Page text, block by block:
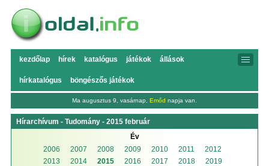
kezdőlap hírek katalógus játékok állások
hírkatalógus böngészős játékok
Ma augusztus 9, vasárnap, Emőd napja van.
Hírarchívum - Tudomány - 2015 február
Év
2006
2007 2008 2009 2010 2011
2012
2013
2014 2015 2016 2017 2018
2019